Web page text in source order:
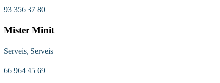
93 356 37 80
Mister Minit
Serveis, Serveis
66 964 45 69